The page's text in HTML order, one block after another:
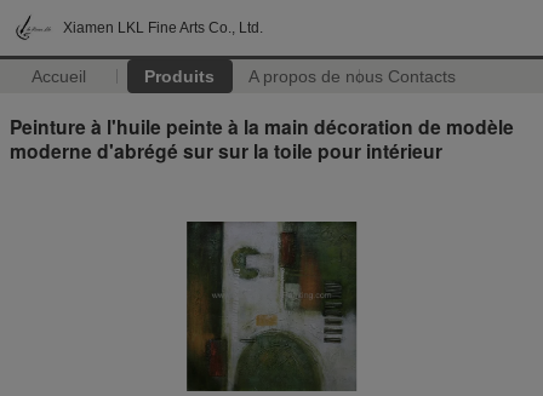
Xiamen LKL Fine Arts Co., Ltd.
Accueil Produits A propos de nous Contacts
Peinture à l'huile peinte à la main décoration de modèle
moderne d'abrégé sur sur la toile pour intérieur